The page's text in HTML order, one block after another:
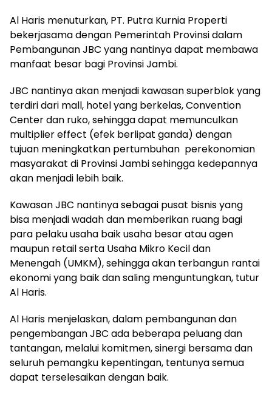
Al Haris menuturkan, PT. Putra Kurnia Properti
bekerjasama dengan Pemerintah Provinsi dalam
Pembangunan JBC yang nantinya dapat membawa
manfaat besar bagi Provinsi Jambi.
JBC nantinya akan menjadi kawasan superblok yang
terdiri dari mall, hotel yang berkelas, Convention
Center dan ruko, sehingga dapat memunculkan
multiplier effect (efek berlipat ganda) dengan
tujuan meningkatkan pertumbuhan perekonomian
masyarakat di Provinsi Jambi sehingga kedepannya
akan menjadi lebih baik.
Kawasan JBC nantinya sebagai pusat bisnis yang
bisa menjadi wadah dan memberikan ruang bagi
para pelaku usaha baik usaha besar atau agen
maupun retail serta Usaha Mikro Kecil dan
Menengah (UMKM), sehingga akan terbangun rantai
ekonomi yang baik dan saling menguntungkan, tutur
Al Haris.
Al Haris menjelaskan, dalam pembangunan dan
pengembangan JBC ada beberapa peluang dan
tantangan, melalui komitmen, sinergi bersama dan
seluruh pemangku kepentingan, tentunya semua
dapat terselesaikan dengan baik.